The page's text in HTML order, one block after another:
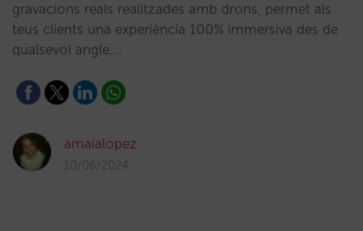
gravacions reals realitzades amb drons, permet als
teus clients una experiència 100% immersiva des de
qualsevol angle.…
amaialopez
10/06/2024